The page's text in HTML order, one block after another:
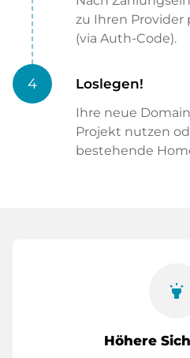
zu Ihren Provider
(via Auth-Code).
4 Loslegen!
Ihre neue
Projekt nutzen
bestehende
highlight
Höhere